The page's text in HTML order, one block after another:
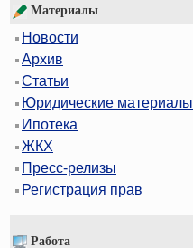
Материалы
Новости
Архив
Статьи
Юридические материалы
Ипотека
ЖКХ
Пресс-релизы
Регистрация прав
Работа